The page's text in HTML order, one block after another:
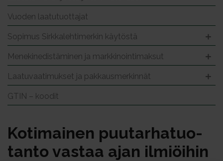
Vuoden laatutuottajat
Sopimus Sirkkalehtimerkin käytöstä
Menekinedistäminen ja markkinointimaksut
Laatuvaatimukset ja pakkausmerkinnät
GTIN – koodit
Ko­ti­mai­nen puu­tar­ha­tuo­
tan­to vas­taa ajan il­miöi­hin